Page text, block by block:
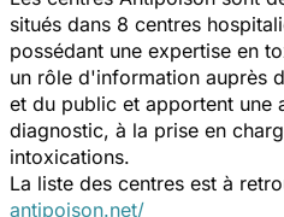
situés dans 8 centres
possédant une expertise en
un rôle d'information auprès
et du public et apportent une
diagnostic, à la prise en
intoxications.
La liste des centres est à
antipoison.net/